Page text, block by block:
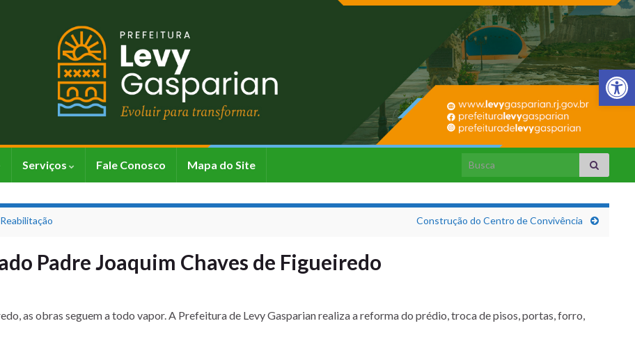
Barra de
Serviços Fale Conosco Mapa do Site Search for:
Construção do Centro de Convivência
Padre Joaquim Chaves de Figueiredo
as obras seguem a todo vapor. A Prefeitura de Levy Gasparian realiza a reforma do prédio, troca de pisos, portas, forro,